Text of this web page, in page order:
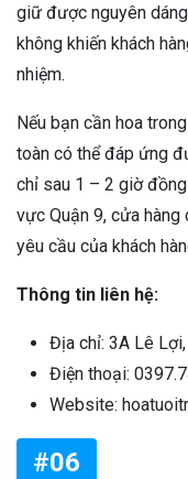
giữ được nguyên
không khiến khách
nhiệm.
Nếu bạn cần hoa
toàn có thể đáp ứng
chỉ sau 1 – 2 giờ
vực Quận 9, cửa
yêu cầu của khách
Thông tin liên hệ:
Địa chỉ: 3A Lê Lợi,
Điện thoại:
Website:
#06